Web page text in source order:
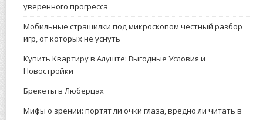
уверенного прогресса
Мобильные страшилки под микроскопом честный разбор
игр, от которых не уснуть
Купить Квартиру в Алуште: Выгодные Условия и
Новостройки
Брекеты в Люберцах
Мифы о зрении: портят ли очки глаза, вредно ли читать в